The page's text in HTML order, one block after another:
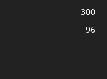
300
96